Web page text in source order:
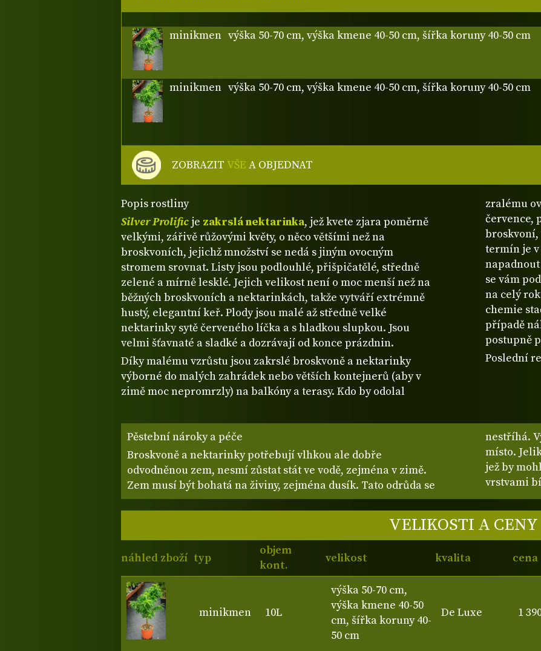
Popis rostliny
Silver Prolific je zakrslá nektarinka, jež kvete zjara poměrně
velkými, zářivě růžovými květy, o něco většími než na
broskvoních, jejichž množství se nedá s jiným ovocným
stromem srovnat. Listy jsou podlouhlé, přišpičatělé, středně
zelené a mírně lesklé. Jejich velikost není o moc menší než na
běžných broskvoních a nektarinkách, takže vytváří extrémně
hustý, elegantní keř. Plody jsou malé až středně velké
nektarinky sytě červeného líčka a s hladkou slupkou. Jsou
velmi šťavnaté a sladké a dozrávají od konce prázdnin.
Díky malému vzrůstu jsou zakrslé broskvoně a nektarinky
výborné do malých zahrádek nebo větších kontejnerů (aby v
zimě moc nepromrzly) na balkóny a terasy. Kdo by odolal
zralému
července,
termín je
se vám
na celý
chemie
případě
postupně
Poslední
Pěstební nároky a péče
Broskvoně a nektarinky potřebují vlhkou ale dobře
odvodněnou zem, nesmí zůstat stát ve vodě, zejména v zimě.
Zem musí být bohatá na živiny, zejména dusík. Tato odrůda se
nestříhá.
místo.
jež by
vrstvami
VELIKOSTI A CENY
náhled zboží typ
objem
kont.
velikost kvalita cena
minikmen 10L
výška 50-70 cm,
výška kmene 40-50
cm, šířka koruny 40-
50 cm
De Luxe 1
minikmen výška 50-70 cm, výška kmene 40-50 cm, šířka koruny 40-50 cm
minikmen výška 50-70 cm, výška kmene 40-50 cm, šířka koruny 40-50 cm
ZOBRAZITVŠE A OBJEDNAT